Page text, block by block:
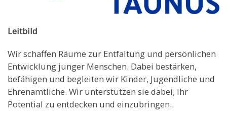
Leitbild
Wir schaffen Räume zur Entfaltung und persönlichen
Entwicklung junger Menschen. Dabei bestärken,
befähigen und begleiten wir Kinder, Jugendliche und
Ehrenamtliche. Wir unterstützen sie dabei, ihr
Potential zu entdecken und einzubringen.